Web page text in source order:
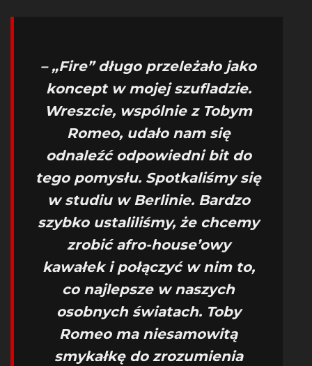
– „Fire” długo przeleżało jako
koncept w mojej szufladzie.
Wreszcie, wspólnie z Tobym
Romeo, udało nam się
odnaleźć odpowiedni bit do
tego pomysłu. Spotkaliśmy się
w studiu w Berlinie. Bardzo
szybko ustaliliśmy, że chcemy
zrobić afro-house’owy
kawałek i połączyć w nim to,
co najlepsze w naszych
osobnych światach. Toby
Romeo ma niesamowitą
smykałkę do zrozumienia